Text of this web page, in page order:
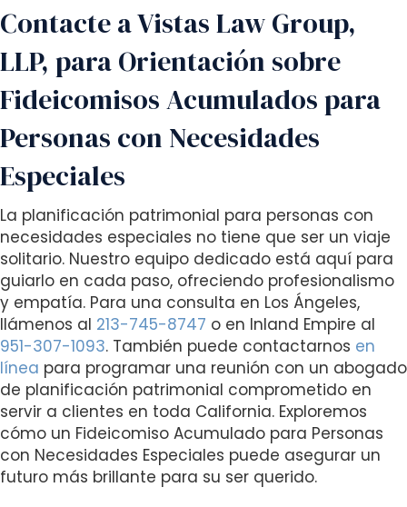
Contacte a Vistas Law Group,
LLP, para Orientación sobre
Fideicomisos Acumulados para
Personas con Necesidades
Especiales
La planificación patrimonial para personas con
necesidades especiales no tiene que ser un viaje
solitario. Nuestro equipo dedicado está aquí para
guiarlo en cada paso, ofreciendo profesionalismo
y empatía. Para una consulta en Los Ángeles,
llámenos al 213-745-8747 o en Inland Empire al
951-307-1093. También puede contactarnos en
línea para programar una reunión con un abogado
de planificación patrimonial comprometido en
servir a clientes en toda California. Exploremos
cómo un Fideicomiso Acumulado para Personas
con Necesidades Especiales puede asegurar un
futuro más brillante para su ser querido.